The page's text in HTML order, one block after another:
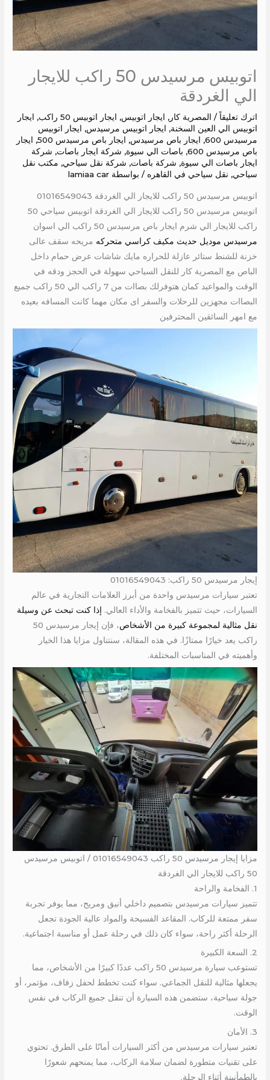
اتوبيس مرسيدس 50 راكب للايجار
الي الغردقة
اترك تعليقاً / المصرية كار, ايجار اتوبيس, ايجار اتوبيس 50 راكب , ايجار
اتوبيس الي العين السخنة, ايجار اتوبيس مرسيدس, ايجار اتوبيس
مرسيدس 600
, ايجار باص مرسيدس, ايجار باص مرسيدس 500 , ايجار
باص مرسيدس 600
, باصات الي سيوة, شركة ايجار باصات, شركة
ايجار باصات الي سيوة, شركة باصات, شركة نقل سياحي, مكتب نقل
سياحي, نقل سياحي في القاهره / بواسطة lamiaa car
اتوبيس مرسيدس 50 راكب للايجار الي الغردقة 01016549043
اتوبيس مرسيدس 50 راكب للايجار الي الغردقة اتوبيس سياحي 50
راكب للايجار الي شرم ايجار باص مرسيدس 50 راكب الي اسوان
مرسيدس موديل حديث مكيف كراسي متحركه مريحه سقف عالى
خزنة للشنط ستائر عازلة للحراره مايك شاشات عرض حمام داخل
الباص مع المصرية كار للنقل السياحي سهولة في الحجز ودقه في
الوقت والمواعيد كمان هتوفرلك بصاات من 7 راكب الي 50 راكب جميع
البصاات مجهزين للرحلات والسفر اى مكان مهما كانت المسافه بعيده
مع امهر السائقين المحترفين
إيجار مرسيدس 50 راكب: 01016549043
تعتبر سيارات مرسيدس واحدة من أبرز العلامات التجارية في عالم
السيارات، حيث تتميز بالفخامة والأداء العالي. إذا كنت تبحث عن وسيلة
نقل مثالية لمجموعة كبيرة من الأشخاص
، فإن إيجار مرسيدس 50
راكب يعد خيارًا ممتازًا. في هذه المقالة، سنتناول مزايا هذا الخيار
وأهميته في المناسبات المختلفة.
مزايا إيجار مرسيدس 50 راكب 01016549043 / اتوبيس مرسيدس
50 راكب للايجار الي الغردقة
1. الفخامة والراحة
تتميز سيارات مرسيدس بتصميم داخلي أنيق ومريح، مما يوفر تجربة
سفر ممتعة للركاب. المقاعد الفسيحة والمواد عالية الجودة تجعل
الرحلة أكثر راحة، سواء كان ذلك في رحلة عمل أو مناسبة اجتماعية.
2. السعة الكبيرة
تستوعب سيارة مرسيدس 50 راكب عددًا كبيرًا من الأشخاص، مما
يجعلها مثالية للنقل الجماعي. سواء كنت تخطط لحفل زفاف، مؤتمر، أو
جولة سياحية، ستضمن هذه السيارة أن تنقل جميع الركاب في نفس
الوقت.
3. الأمان
تعتبر سيارات مرسيدس من أكثر السيارات أمانًا على الطرق. تحتوي
على تقنيات متطورة لضمان سلامة الركاب، مما يمنحهم شعورًا
بالطمأنينة أثناء الرحلة.